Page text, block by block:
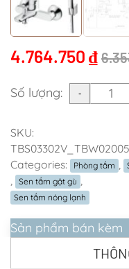
4.764.750 ₫
Số lượng:
SKU:
Categories:
Phòng tắm
Sen tắm gật gù
Sen tắm nóng lạnh
Sản phẩm bán kèm